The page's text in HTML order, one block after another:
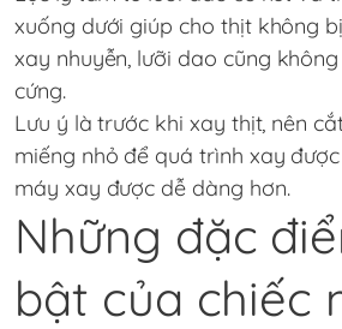
xuống dưới giúp cho thịt không
xay nhuyễn, lưỡi dao cũng
cứng.
Lưu ý là trước khi xay thịt, nên
miếng nhỏ để quá trình xay
máy xay được dễ dàng hơn.
Những đặc
bật của chiếc